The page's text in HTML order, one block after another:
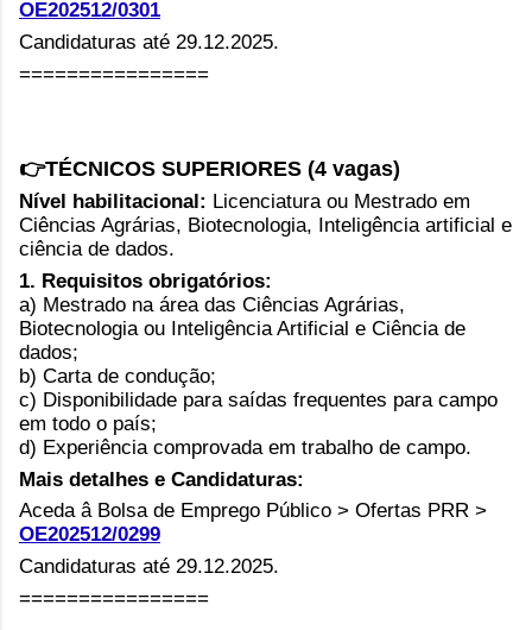
OE202512/0301
Candidaturas até 29.12.2025.
================
👉TÉCNICOS SUPERIORES (4 vagas)
Nível habilitacional: Licenciatura ou Mestrado em
Ciências Agrárias, Biotecnologia, Inteligência artificial e
ciência de dados.
1. Requisitos obrigatórios:
a) Mestrado na área das Ciências Agrárias,
Biotecnologia ou Inteligência Artificial e Ciência de
dados;
b) Carta de condução;
c) Disponibilidade para saídas frequentes para campo
em todo o país;
d) Experiência comprovada em trabalho de campo.
Mais detalhes e Candidaturas:
Aceda â Bolsa de Emprego Público > Ofertas PRR >
OE202512/0299
Candidaturas até 29.12.2025.
================